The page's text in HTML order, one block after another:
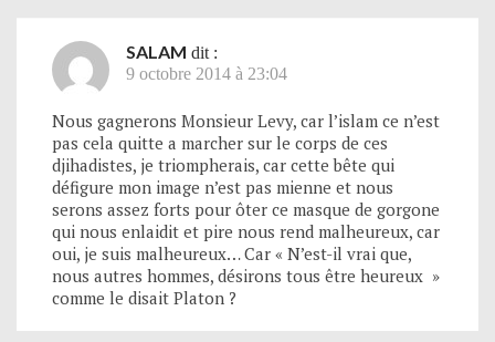
SALAM dit :
9 octobre 2014 à 23:04
Nous gagnerons Monsieur Levy, car l’islam ce n’est
pas cela quitte a marcher sur le corps de ces
djihadistes, je triompherais, car cette bête qui
défigure mon image n’est pas mienne et nous
serons assez forts pour ôter ce masque de gorgone
qui nous enlaidit et pire nous rend malheureux, car
oui, je suis malheureux… Car « N’est-il vrai que,
nous autres hommes, désirons tous être heureux »
comme le disait Platon ?